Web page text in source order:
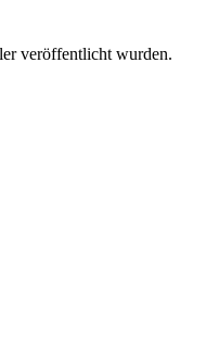
veröffentlicht wurden.